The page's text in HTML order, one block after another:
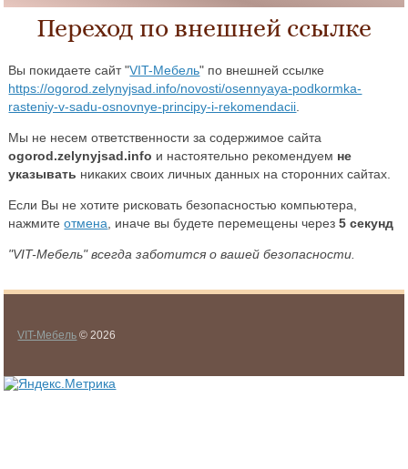
Переход по внешней ссылке
Вы покидаете сайт "VIT-Мебель" по внешней ссылке
https://ogorod.zelynyjsad.info/novosti/osennyaya-podkormka-
rasteniy-v-sadu-osnovnye-principy-i-rekomendacii
Мы не несем ответственности за содержимое сайта
ogorod.zelynyjsad.info и настоятельно рекомендуем не
указывать никаких своих личных данных на сторонних сайтах.
Если Вы не хотите рисковать безопасностью компьютера,
нажмитеотмена , иначе вы будете перемещены через5 секунд
"VIT-Мебель" всегда заботится о вашей безопасности.
VIT-Мебель © 2026